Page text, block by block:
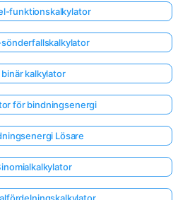
funktionskalkylator
kalkylator
för bindningsenergi
Lösare